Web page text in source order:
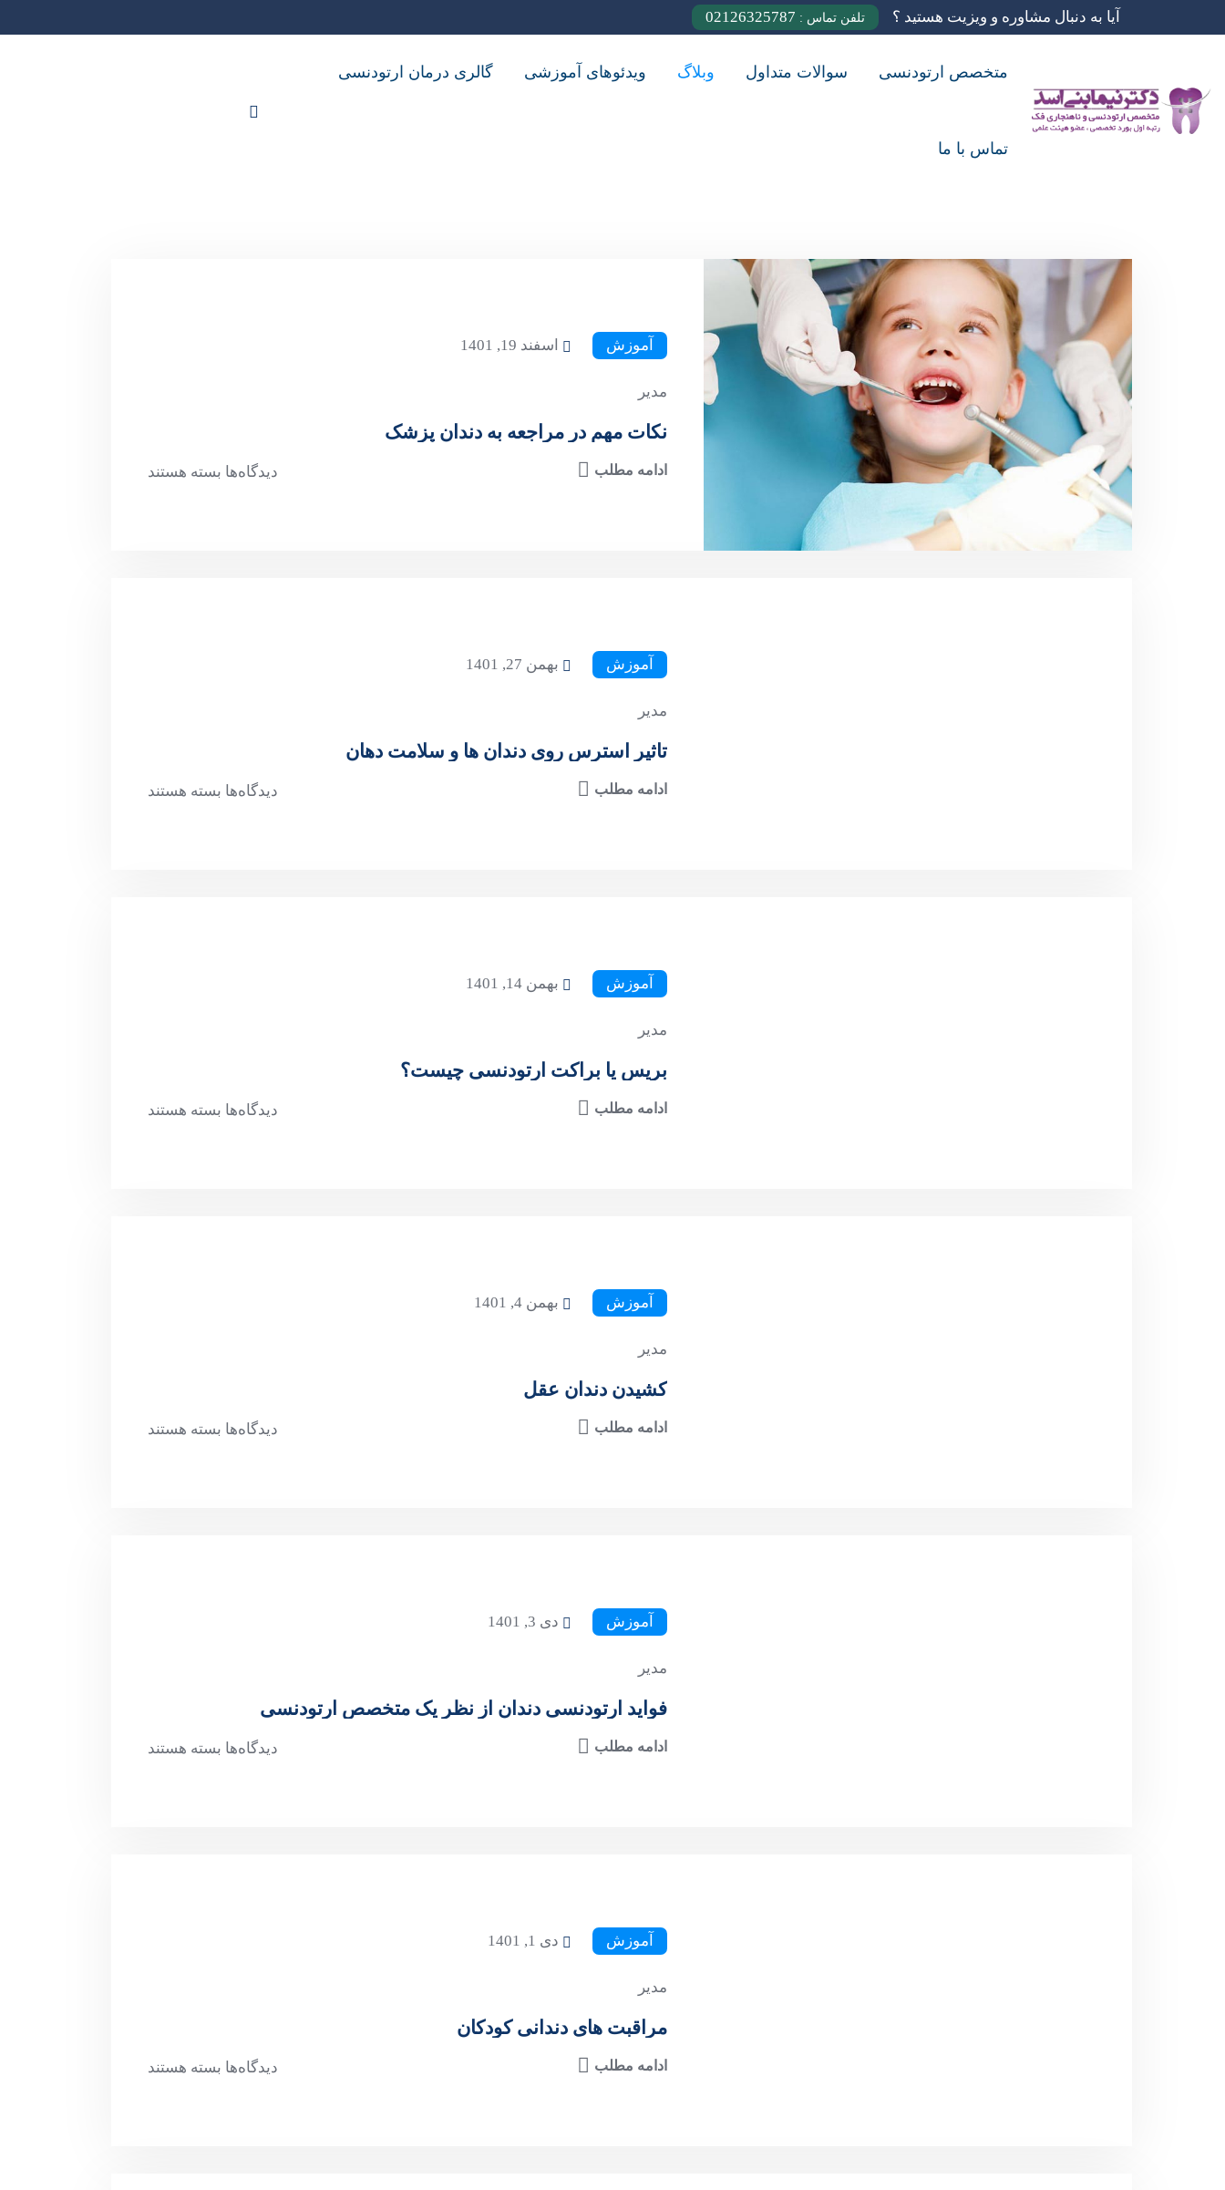
آیا به دنبال مشاوره و ویزیت هستید ؟ تلفن تماس : 02126325787
متخصص ارتودنسی سوالات متداول وبلاگ ویدئوهای آموزشی گالری درمان ارتودنسی
تماس با ما
آموزش اسفند 19, 1401
مدیر
نکات مهم در مراجعه به دندان پزشک
ادامه مطلب دیدگاه‌ها بسته هستند
آموزش بهمن 27, 1401
مدیر
تاثیر استرس روی دندان ها و سلامت دهان
ادامه مطلب دیدگاه‌ها بسته هستند
آموزش بهمن 14, 1401
مدیر
بریس یا براکت ارتودنسی چیست؟
ادامه مطلب دیدگاه‌ها بسته هستند
آموزش بهمن 4, 1401
مدیر
کشیدن دندان عقل
ادامه مطلب دیدگاه‌ها بسته هستند
آموزش دی 3, 1401
مدیر
فواید ارتودنسی دندان از نظر یک متخصص ارتودنسی
ادامه مطلب دیدگاه‌ها بسته هستند
آموزش دی 1, 1401
مدیر
مراقبت های دندانی کودکان
ادامه مطلب دیدگاه‌ها بسته هستند